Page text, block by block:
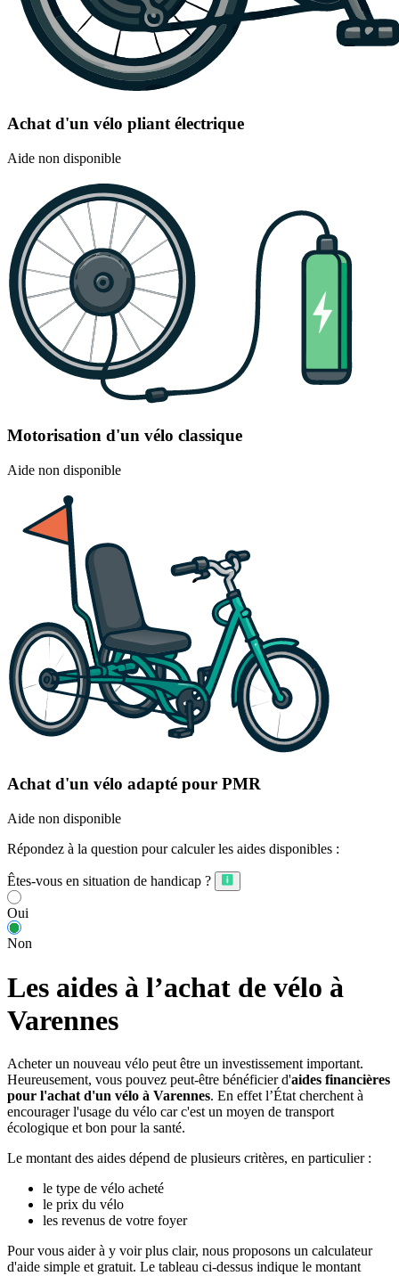
Achat d'un vélo pliant électrique
Aide non disponible
Motorisation d'un vélo classique
Aide non disponible
Achat d'un vélo adapté pour PMR
Aide non disponible
Répondez à la question pour calculer les aides disponibles :
Êtes-vous en situation de handicap ?
Oui
Non
Les aides à l’achat de vélo à
Varennes
Acheter un nouveau vélo peut être un investissement important.
Heureusement, vous pouvez peut-être bénéficier d'aides financières
pour l'achat d'un vélo à Varennes. En effet l’État cherchent à
encourager l'usage du vélo car c'est un moyen de transport
écologique et bon pour la santé.
Le montant des aides dépend de plusieurs critères, en particulier :
le type de vélo acheté
le prix du vélo
les revenus de votre foyer
Pour vous aider à y voir plus clair, nous proposons un calculateur
d'aide simple et gratuit. Le tableau ci-dessus indique le montant